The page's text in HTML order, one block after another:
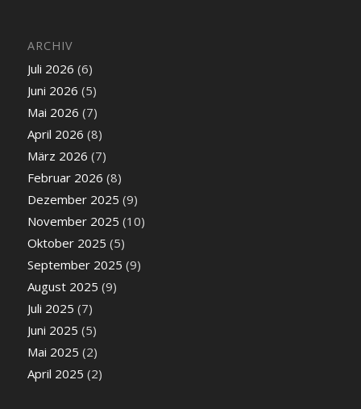
ARCHIV
Juli 2026 (6)
Juni 2026 (5)
Mai 2026 (7)
April 2026 (8)
März 2026 (7)
Februar 2026 (8)
Dezember 2025 (9)
November 2025 (10)
Oktober 2025 (5)
September 2025 (9)
August 2025 (9)
Juli 2025 (7)
Juni 2025 (5)
Mai 2025 (2)
April 2025 (2)